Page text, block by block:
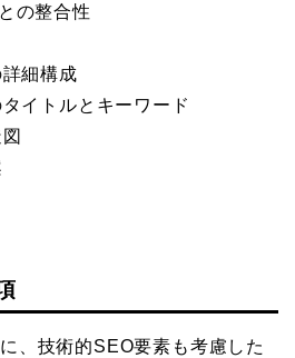
の整合性
細構成
イトルとキーワード
、技術的SEO要素も考慮した